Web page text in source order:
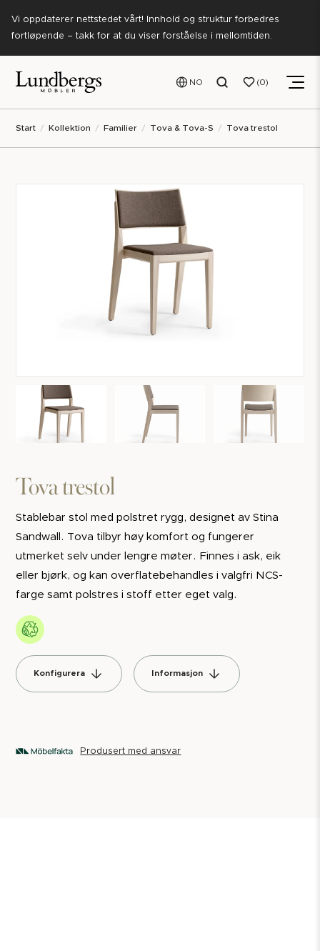
Vi oppdaterer nettstedet vårt! Innhold og struktur forbedres
fortløpende – takk for at du viser forståelse i mellomtiden.
NO 0
Start Kollektion Familier Tova & Tova-S Tova trestol
Tova trestol
Stablebar stol med polstret rygg, designet av Stina
Sandwall. Tova tilbyr høy komfort og fungerer
utmerket selv under lengre møter. Finnes i ask, eik
eller bjørk, og kan overflatebehandles i valgfri NCS-
farge samt polstres i stoff etter eget valg.
Konfigurera Informasjon
Produsert med ansvar